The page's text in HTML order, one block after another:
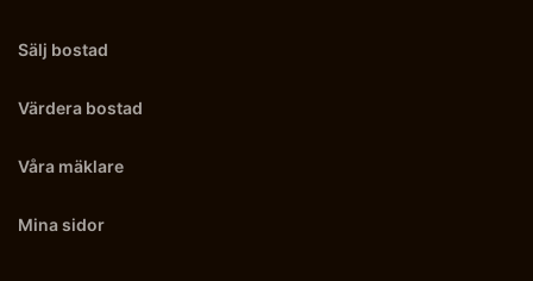
Sälj bostad
Värdera bostad
Våra mäklare
Mina sidor